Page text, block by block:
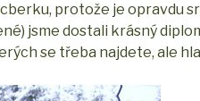
protože je opravdu
jsme dostali krásný
se třeba najdete, ale